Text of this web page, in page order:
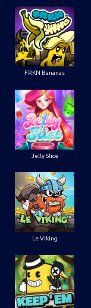
FRKN Bananas
Jelly Slice
Le Viking